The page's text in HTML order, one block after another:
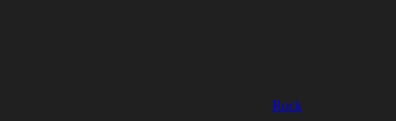
Rock